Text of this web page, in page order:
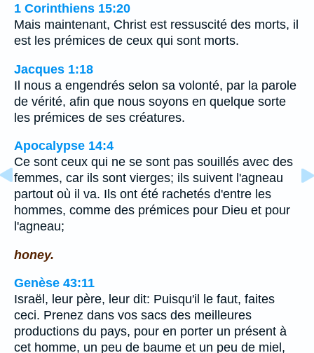
1 Corinthiens 15:20
Mais maintenant, Christ est ressuscité des morts, il
est les prémices de ceux qui sont morts.
Jacques 1:18
Il nous a engendrés selon sa volonté, par la parole
de vérité, afin que nous soyons en quelque sorte
les prémices de ses créatures.
Apocalypse 14:4
Ce sont ceux qui ne se sont pas souillés avec des
femmes, car ils sont vierges; ils suivent l'agneau
partout où il va. Ils ont été rachetés d'entre les
hommes, comme des prémices pour Dieu et pour
l'agneau;
honey.
Genèse 43:11
Israël, leur père, leur dit: Puisqu'il le faut, faites
ceci. Prenez dans vos sacs des meilleures
productions du pays, pour en porter un présent à
cet homme, un peu de baume et un peu de miel,